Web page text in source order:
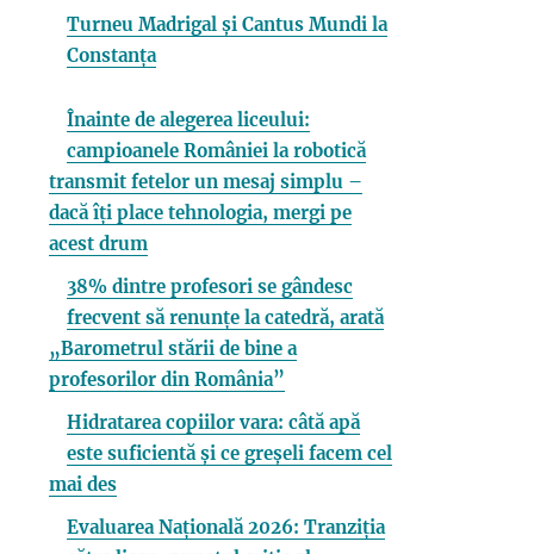
Turneu Madrigal și Cantus Mundi la
Constanța
Înainte de alegerea liceului:
campioanele României la robotică
transmit fetelor un mesaj simplu –
dacă îți place tehnologia, mergi pe
acest drum
38% dintre profesori se gândesc
frecvent să renunțe la catedră, arată
„Barometrul stării de bine a
profesorilor din România”
Hidratarea copiilor vara: câtă apă
este suficientă și ce greșeli facem cel
mai des
Evaluarea Națională 2026: Tranziția